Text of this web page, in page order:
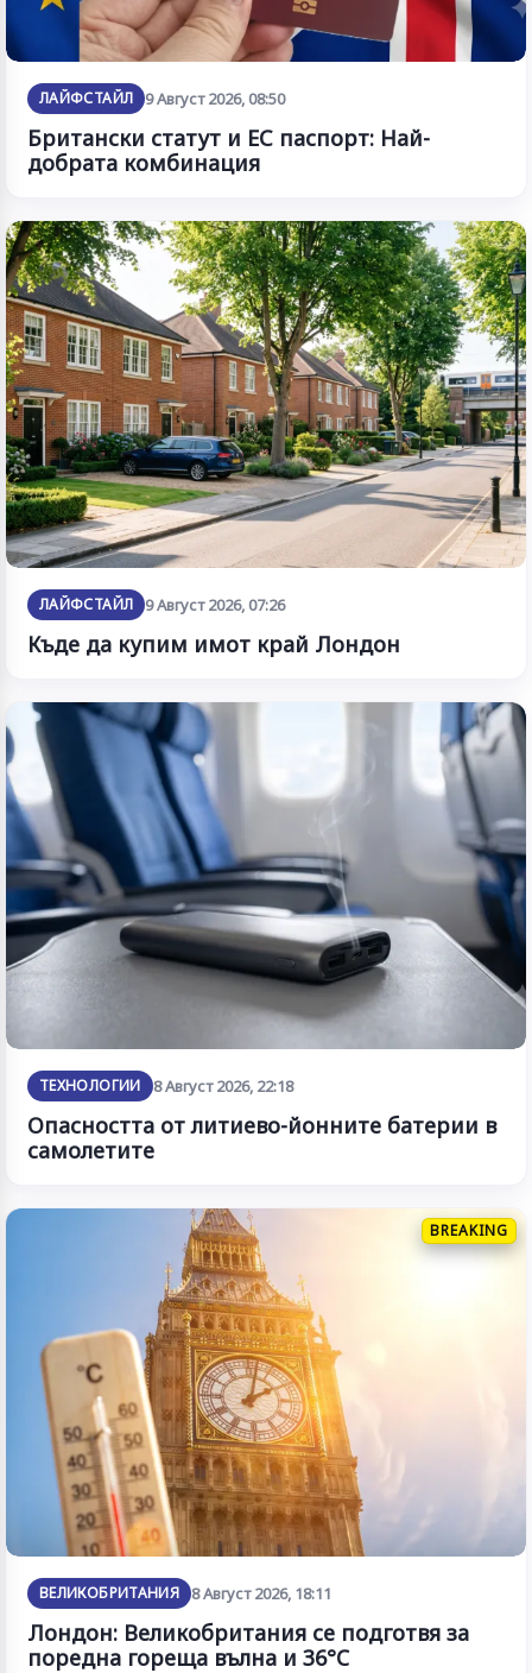
ЛАЙФСТАЙЛ 9 Август 2026, 08:50
Британски статут и ЕС паспорт: Най-
добрата комбинация
ЛАЙФСТАЙЛ 9 Август 2026, 07:26
Къде да купим имот край Лондон
ТЕХНОЛОГИИ 8 Август 2026, 22:18
Опасността от литиево-йонните батерии в
самолетите
BREAKING
ВЕЛИКОБРИТАНИЯ 8 Август 2026, 18:11
Лондон: Великобритания се подготвя за
поредна гореща вълна и 36°C